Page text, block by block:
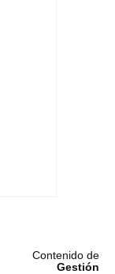
Contenido de
Gestión